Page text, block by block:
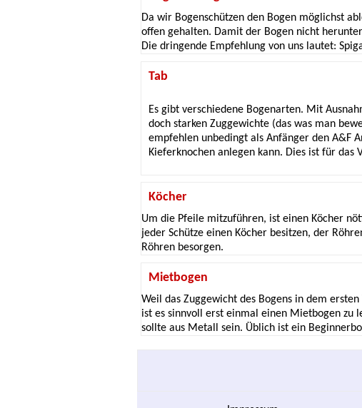
Da wir Bogenschützen den Bogen möglichst
offen gehalten. Damit der Bogen nicht
Die dringende Empfehlung von uns lautet:
Tab
Es gibt verschiedene Bogenarten. Mit
doch starken Zuggewichte (das was man
empfehlen unbedingt als Anfänger den A&F
Kieferknochen anlegen kann. Dies ist für das
Köcher
Um die Pfeile mitzuführen, ist einen Köcher
jeder Schütze einen Köcher besitzen, der
Röhren besorgen.
Mietbogen
Weil das Zuggewicht des Bogens in dem
ist es sinnvoll erst einmal einen Mietbogen zu
sollte aus Metall sein. Üblich ist ein